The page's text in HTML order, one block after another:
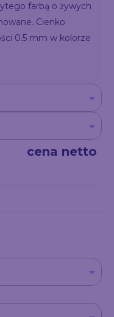
farbą o żywych
Cienko
0.5 mm w kolorze
cena netto